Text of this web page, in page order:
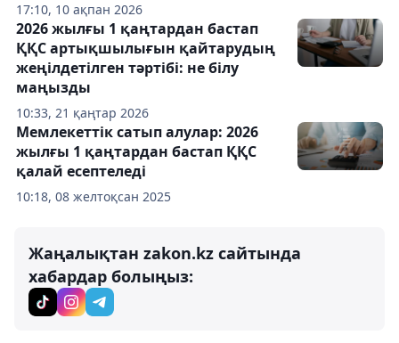
17:10, 10 ақпан 2026
10:33, 21 қаңтар 2026
2026 жылғы 1 қаңтардан бастап
ҚҚС артықшылығын қайтарудың
жеңілдетілген тәртібі: не білу
маңызды
10:18, 08 желтоқсан 2025
Мемлекеттік сатып алулар: 2026
жылғы 1 қаңтардан бастап ҚҚС
қалай есептеледі
Жаңалықтан zakon.kz сайтында
хабардар болыңыз: